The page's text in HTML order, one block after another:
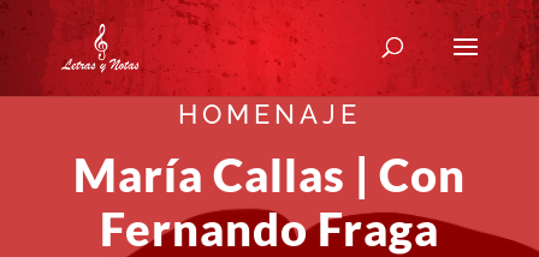
HOMENAJE
María Callas | Con
Fernando Fraga